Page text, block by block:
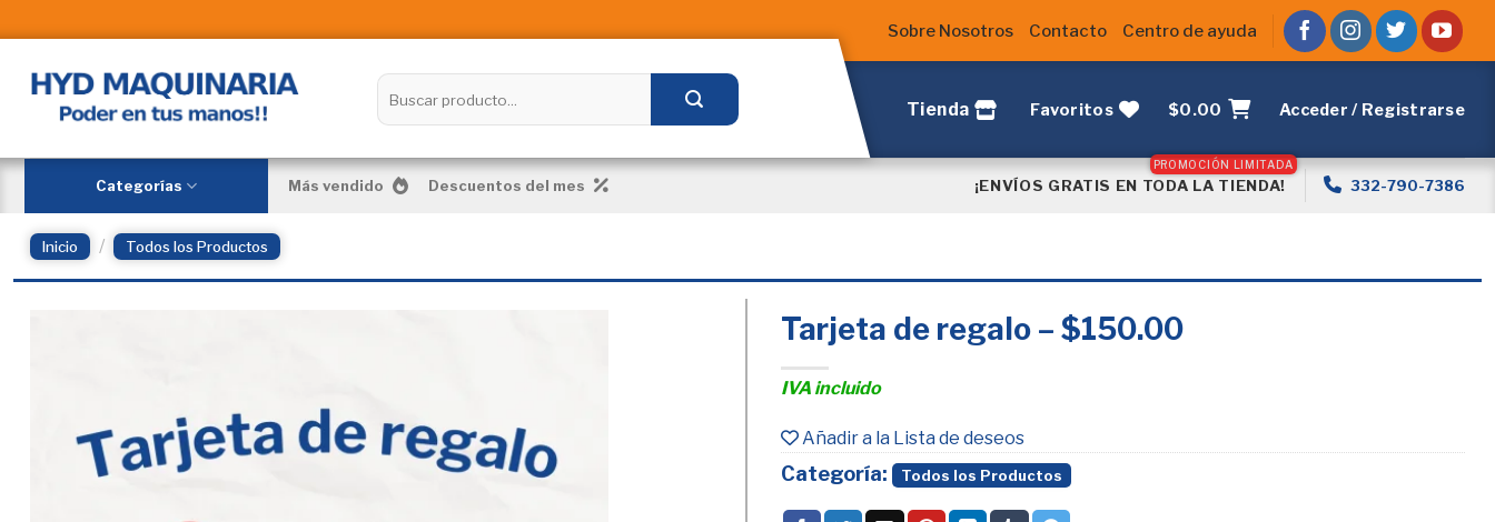
to
content
Sobre Nosotros Contacto Centro de ayuda
Buscar
por:
Tienda Favoritos $0.00 Acceder / Registrarse
Categorías Más vendido Descuentos del mes ¡ENVÍOS GRATIS EN TODA LA TIENDA! 332-790-7386
Inicio / Todos los Productos
Lista
de
Tarjeta de regalo – $150.00
IVA incluido
Añadir a la Lista de deseos
Categoría: Todos los Productos